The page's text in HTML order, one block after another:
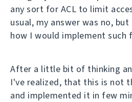
any sort for ACL to limit
usual, my answer was no,
how I would implement such
After a little bit of thinking
I've realized, that this is not
and implemented it in few